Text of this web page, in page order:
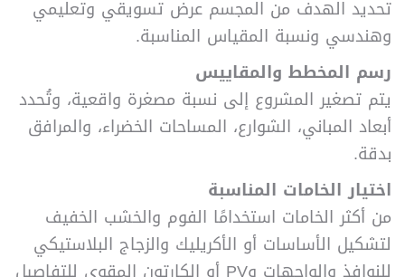
تحديد الهدف من المجسم عرض تسويقي وتعليمي
وهندسي ونسبة المقياس المناسبة.
رسم المخطط والمقاييس
يتم تصغير المشروع إلى نسبة مصغرة واقعية، وتُحدد
أبعاد المباني، الشوارع، المساحات الخضراء، والمرافق
بدقة.
اختيار الخامات المناسبة
من أكثر الخامات استخدامًا الفوم والخشب الخفيف
لتشكيل الأساسات أو الأكريليك والزجاج البلاستيكي